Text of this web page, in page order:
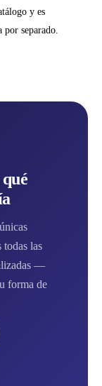
y es
separado.
todas las
—
forma de